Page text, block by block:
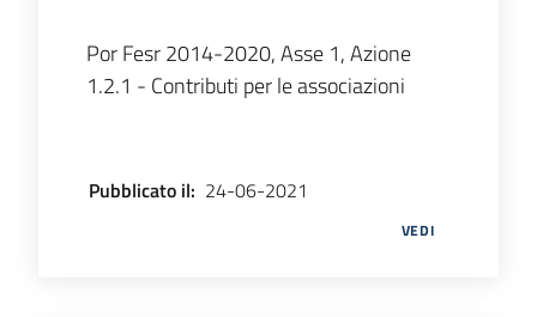
Por Fesr 2014-2020, Asse 1, Azione
1.2.1 - Contributi per le associazioni
Pubblicato il: 24-06-2021
VEDI